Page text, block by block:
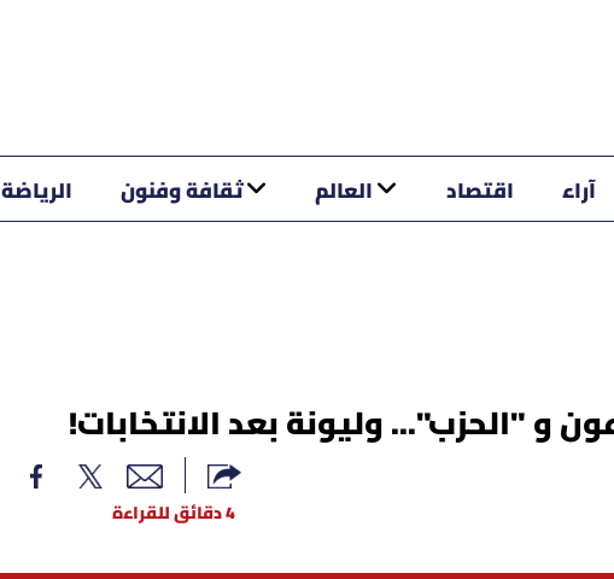
آراء اقتصاد العالم ثقافة وفنون الرياضة
و "الحزب"... وليونة بعد الانتخابات!
4 دقائق للقراءة